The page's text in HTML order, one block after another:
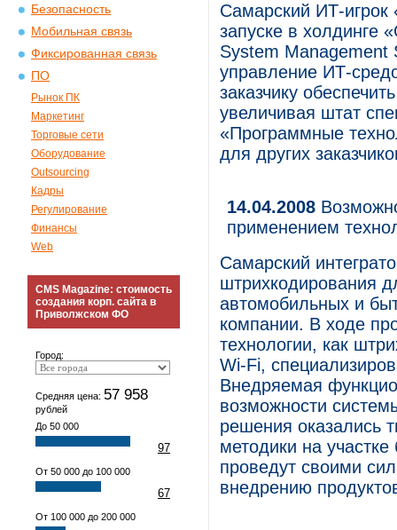
Безопасность
Мобильная связь
Фиксированная связь
ПО
Рынок ПК
Маркетинг
Торговые сети
Оборудование
Outsourcing
Кадры
Регулирование
Финансы
Web
CMS Magazine: стоимость
создания корп. сайта в
Приволжском ФО
Город:
Средняя цена: 57 958
рублей
До 50 000
97
От 50 000 до 100 000
67
От 100 000 до 200 000
Самарский ИТ-игрок
запуске в холдинге
System Management
управление ИТ-
заказчику
увеличивая штат
«Программные
для других
14.04.2008
применением
Самарский
штрихкодирования
автомобильных и
компании. В ходе
технологии, как
Wi-Fi,
Внедряемая
возможности
решения оказались
методики на
проведут своими
внедрению